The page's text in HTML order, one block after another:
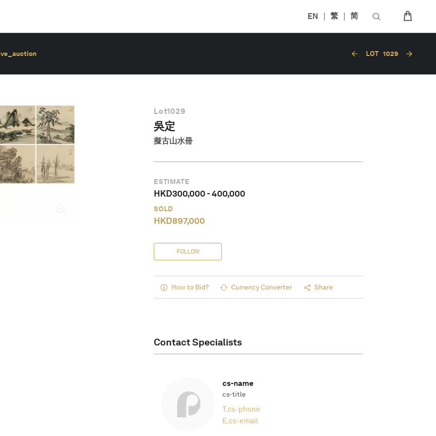
EN 繁 简
LOT 1029
Lot1029
吳定
擬古山水冊
ESTIMATE
HKD300,000-400,000
SOLD
HKD897,000
FOLLOW
How to Bid? Currency Converter Share
Contact Specialists
cs-name
cs-title
T.cs-phone
E.cs-email